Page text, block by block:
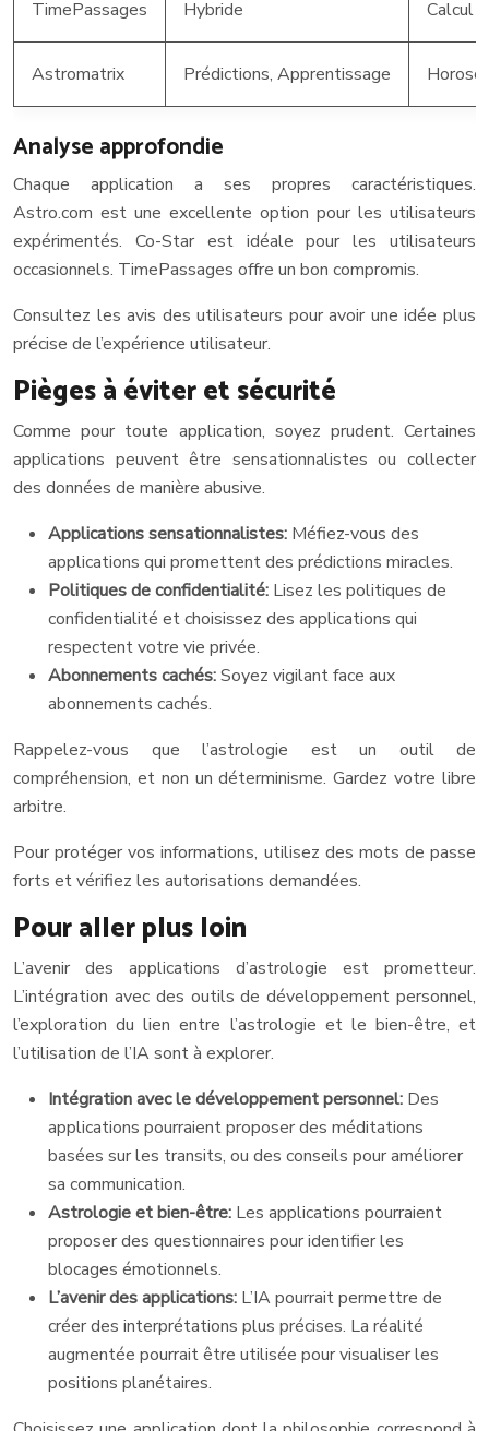
TimePassages Hybride Calcul
Astromatrix Prédictions, Apprentissage
Analyse approfondie
Chaque application a ses propres caractéristiques.
Astro.com est une excellente option pour les utilisateurs
expérimentés. Co-Star est idéale pour les utilisateurs
occasionnels. TimePassages offre un bon compromis.
Consultez les avis des utilisateurs pour avoir une idée plus
précise de l’expérience utilisateur.
Pièges à éviter et sécurité
Comme pour toute application, soyez prudent. Certaines
applications peuvent être sensationnalistes ou collecter
des données de manière abusive.
Applications sensationnalistes: Méfiez-vous des
applications qui promettent des prédictions miracles.
Politiques de confidentialité: Lisez les politiques de
confidentialité et choisissez des applications qui
respectent votre vie privée.
Abonnements cachés:Soyez vigilant face aux
abonnements cachés.
Rappelez-vous que l’astrologie est un outil de
compréhension, et non un déterminisme. Gardez votre libre
arbitre.
Pour protéger vos informations, utilisez des mots de passe
forts et vérifiez les autorisations demandées.
Pour aller plus loin
L’avenir des applications d’astrologie est prometteur.
L’intégration avec des outils de développement personnel,
l’exploration du lien entre l’astrologie et le bien-être, et
l’utilisation de l’IA sont à explorer.
Intégration avec le développement personnel: Des
applications pourraient proposer des méditations
basées sur les transits, ou des conseils pour améliorer
sa communication.
Astrologie et bien-être: Les applications pourraient
proposer des questionnaires pour identifier les
blocages émotionnels.
L’avenir des applications: L’IA pourrait permettre de
créer des interprétations plus précises. La réalité
augmentée pourrait être utilisée pour visualiser les
positions planétaires.